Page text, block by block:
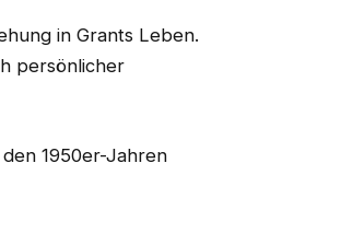
in Grants Leben.
persönlicher
1950er-Jahren